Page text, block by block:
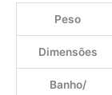
Peso
Dimensões
Banho/